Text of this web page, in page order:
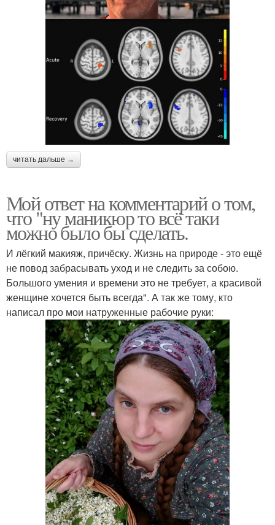
читать дальше →
Мой ответ на комментарий о том,
что "ну маникюр то всё таки
можно было бы сделать.
И лёгкий макияж, причёску. Жизнь на природе - это ещё
не повод забрасывать уход и не следить за собою.
Большого умения и времени это не требует, а красивой
женщине хочется быть всегда". А так же тому, кто
написал про мои натруженные рабочие руки: